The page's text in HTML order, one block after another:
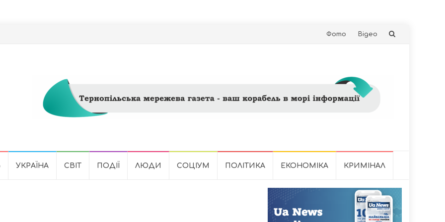
Skip
Фото Відео
УКРАЇНА СВІТ ПОДІЇ ЛЮДИ СОЦІУМ ПОЛІТИКА ЕКОНОМІКА КРИМІНАЛ